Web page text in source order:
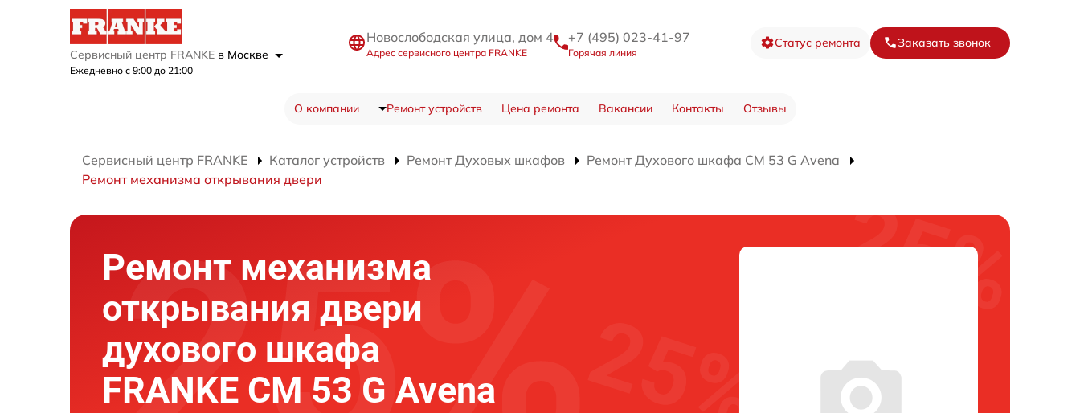
Сервисный центр FRANKE в Москве
Ежедневно с 9:00 до 21:00
Новослободская улица, дом 4
Адрес сервисного центра FRANKE
+7 (495) 023-41-97
Горячая линия
Статус ремонта Заказать звонок
О компании Ремонт устройств Цена ремонта Вакансии Контакты Отзывы
Сервисный центр FRANKE Каталог устройств Ремонт Духовых шкафов
Ремонт Духового шкафа CM 53 G Avena
Ремонт механизма открывания двери
Ремонт механизма
открывания двери
духового шкафа
FRANKE CM 53 G Avena